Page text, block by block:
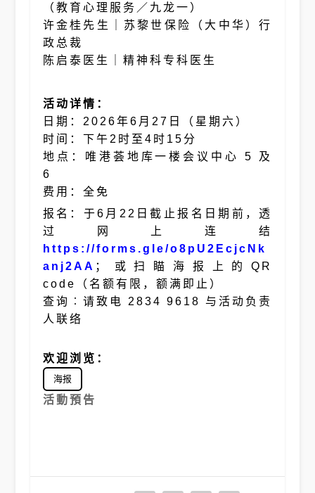
（教育心理服务／九龙一）
许金桂先生｜苏黎世保险（大中华）行
政总裁
陈启泰医生｜精神科专科医生
活动详情：
日期：2026年6月27日（星期六）
时间：下午2时至4时15分
地点：唯港荟地库一楼会议中心 5 及
6
费用：全免
报名：于6月22日截止报名日期前，透
过网上连结
https://forms.gle/o8pU2EcjcNk
anj2AA ；或扫瞄海报上的QR
code（名额有限，额满即止）
查询︰请致电 2834 9618 与活动负责
人联络
欢迎浏览 ：
海报
活動預告